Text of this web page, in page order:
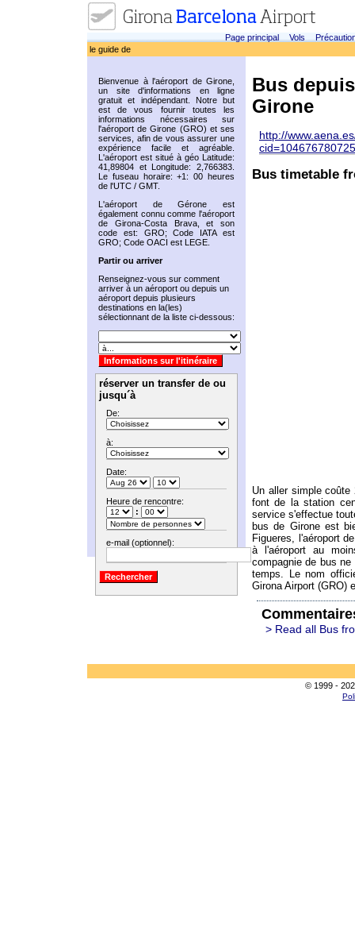
Page principal Vols
le guide de
Bienvenue à l'aéroport de Girone,
un site d'informations en ligne
gratuit et indépendant. Notre but
est de vous fournir toutes les
informations nécessaires sur
l'aéroport de Girone (GRO) et ses
services, afin de vous assurer une
expérience facile et agréable.
L'aéroport est situé à géo Latitude:
41,89804 et Longitude: 2,766383.
Le fuseau horaire: +1: 00 heures
de l'UTC / GMT.
L'aéroport de Gérone est
également connu comme l'aéroport
de Girona-Costa Brava, et son
code est: GRO; Code IATA est
GRO; Code OACI est LEGE.
Partir ou arriver
Renseignez-vous sur comment
arriver à un aéroport ou depuis un
aéroport depuis plusieurs
destinations en la(les)
sélectionnant de la liste ci-dessous:
réserver un transfer de ou
jusqu´à
De:
à:
Date:
Heure de rencontre:
:
e-mail (optionnel):
Bus
Girone
http://
Bus timetable
Un aller simple
font de la station
service s'effectue
bus de Girone est
Figueres, l'aéroport
à l'aéroport au
compagnie de bus
temps. Le nom
Girona Airport (GRO)
> Read all Bus
© 1999 -